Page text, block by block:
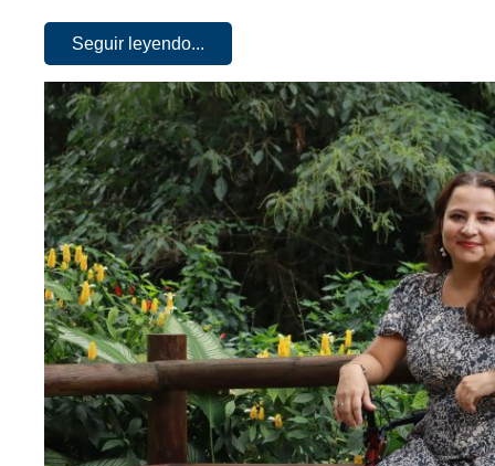
Seguir leyendo...